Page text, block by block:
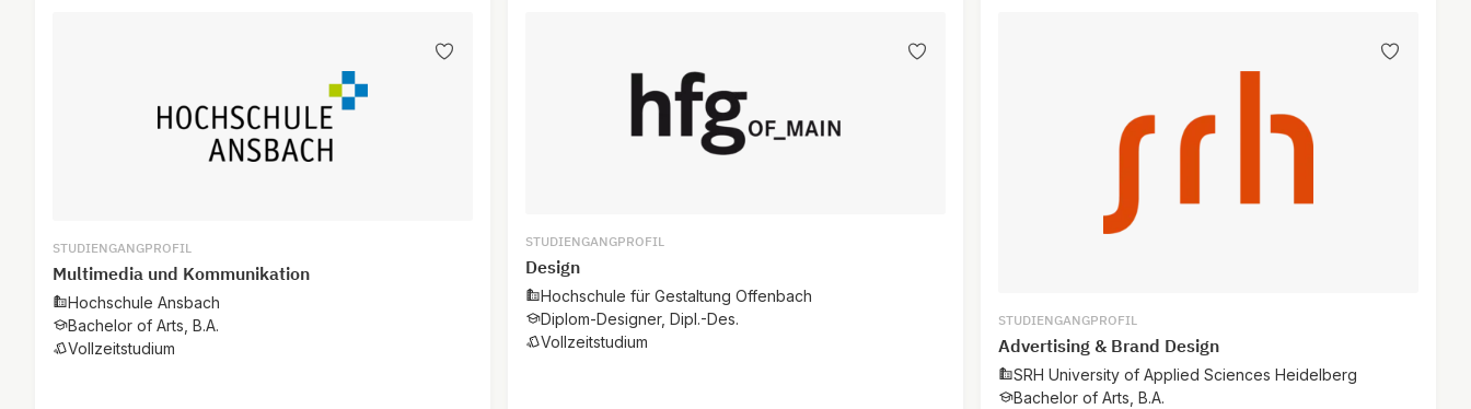
STUDIENGANGPROFIL
Multimedia und Kommunikation
Hochschule Ansbach
Bachelor of Arts, B.A.
Vollzeitstudium
STUDIENGANGPROFIL
Design
Hochschule für Gestaltung Offenbach
Diplom-Designer, Dipl.-Des.
Vollzeitstudium
STUDIENGANGPROFIL
Advertising & Brand Design
SRH University of Applied Sciences Heidelberg
Bachelor of Arts, B.A.